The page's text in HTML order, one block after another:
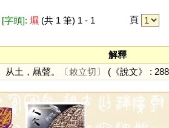
字頭]: 㙷(共 1 筆) 1 - 1 頁
解釋
从土，㬎聲。 〔敕立切〕 (《說文》 :